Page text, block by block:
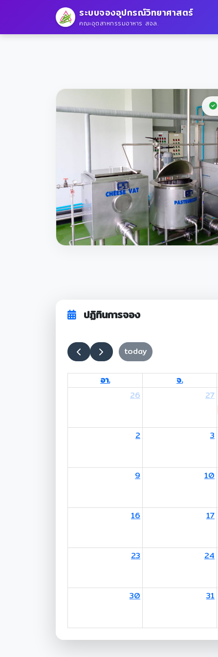
ระบบจองอุปกรณ์วิทยาศาสตร์
คณะอุตสาหกรรมอาหาร สจล.
ปฏิทินการจอง
today
อา. จ.
26
27
2 3
9 10
16 17
23 24
30 31